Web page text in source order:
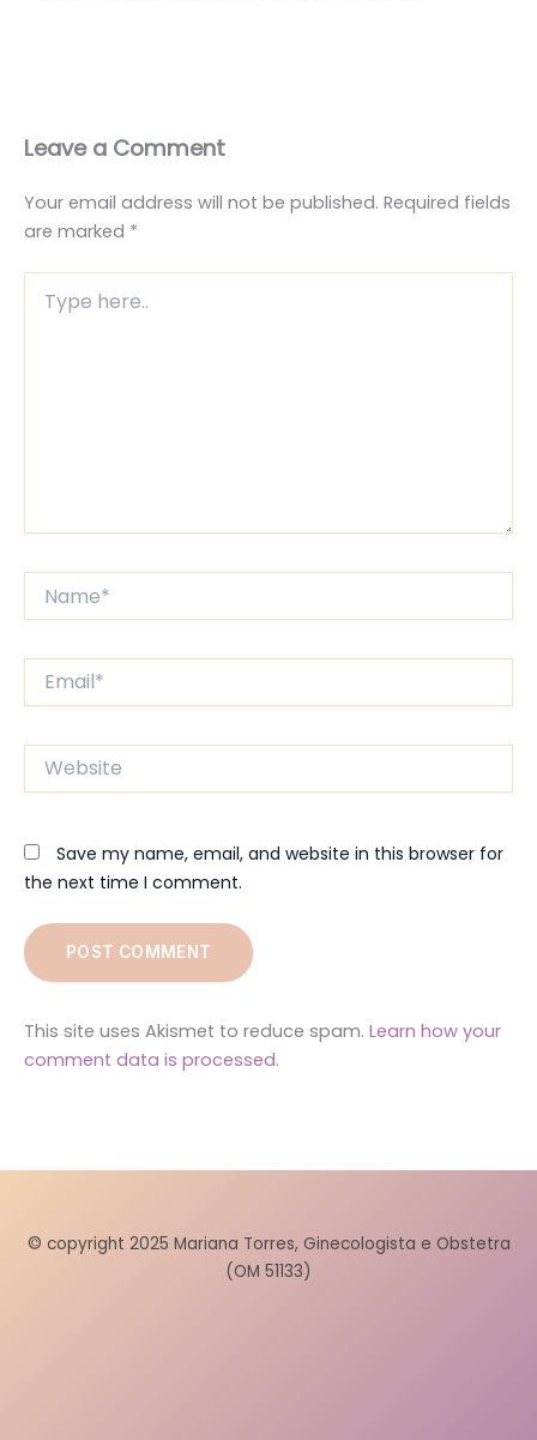
Leave a Comment
Your email address will not be published. Required fields
are marked *
here..
Website
Save my name, email, and website in this browser for
the next time I comment.
This site uses Akismet to reduce spam. Learn how your
comment data is processed.
© copyright 2025 Mariana Torres, Ginecologista e Obstetra
(OM 51133)